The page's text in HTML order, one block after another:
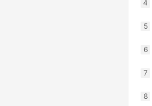
4
5
6
7
8